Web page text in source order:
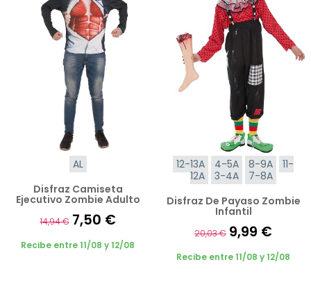
AL
Disfraz Camiseta
Ejecutivo Zombie Adulto
14,94 € 7,50 €
Recibe entre 11/08 y 12/08
12-13A 4-5A 8-9A
11-
12A
3-4A
7-8A
Disfraz De Payaso Zombie
Infantil
20,03 € 9,99 €
Recibe entre 11/08 y 12/08